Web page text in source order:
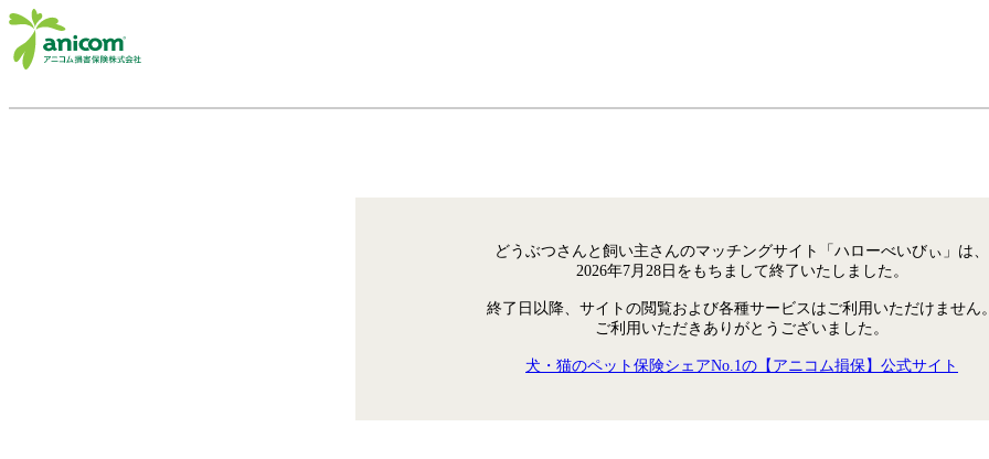
どうぶつさんと飼い主さんのマッチングサイト「ハローべいびぃ」は、
2026年7月28日をもちまして終了いたしました。
終了日以降、サイトの閲覧および各種サービスはご利用いただけません
ご利用いただきありがとうございました。
犬・猫のペット保険シェアNo.1の【アニコム損保】公式サイト